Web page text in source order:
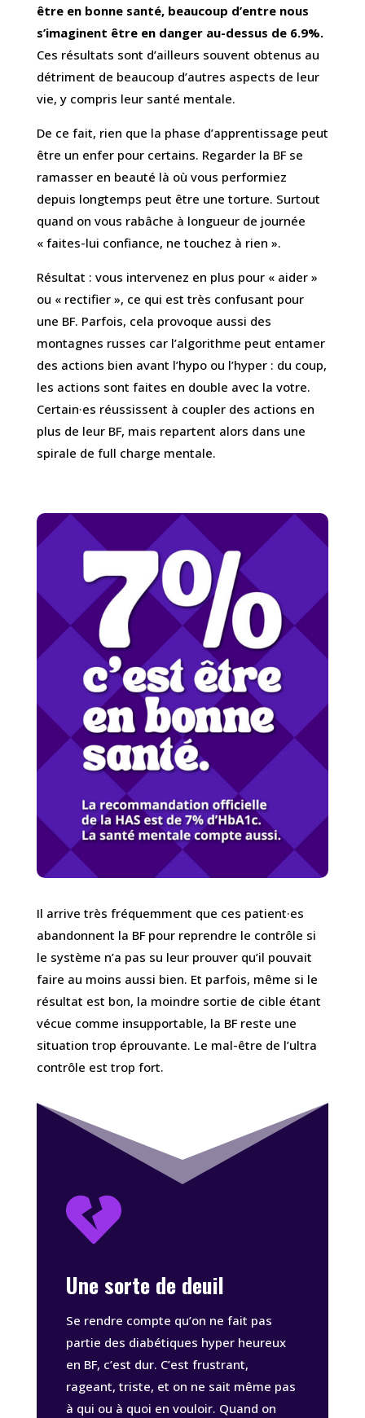
être en bonne santé, beaucoup d’entre nous
s’imaginent être en danger au-dessus de 6.9%.
Ces résultats sont d’ailleurs souvent obtenus au
détriment de beaucoup d’autres aspects de leur
vie, y compris leur santé mentale.
De ce fait, rien que la phase d’apprentissage peut
être un enfer pour certains. Regarder la BF se
ramasser en beauté là où vous performiez
depuis longtemps peut être une torture. Surtout
quand on vous rabâche à longueur de journée
« faites-lui confiance, ne touchez à rien ».
Résultat : vous intervenez en plus pour « aider »
ou « rectifier », ce qui est très confusant pour
une BF. Parfois, cela provoque aussi des
montagnes russes car l’algorithme peut entamer
des actions bien avant l’hypo ou l’hyper : du coup,
les actions sont faites en double avec la votre.
Certain·es réussissent à coupler des actions en
plus de leur BF, mais repartent alors dans une
spirale de full charge mentale.
Il arrive très fréquemment que ces patient·es
abandonnent la BF pour reprendre le contrôle si
le système n’a pas su leur prouver qu’il pouvait
faire au moins aussi bien. Et parfois, même si le
résultat est bon, la moindre sortie de cible étant
vécue comme insupportable, la BF reste une
situation trop éprouvante. Le mal-être de l’ultra
contrôle est trop fort.

Une sorte de deuil
Se rendre compte qu’on ne fait pas
partie des diabétiques hyper heureux
en BF, c’est dur. C’est frustrant,
rageant, triste, et on ne sait même pas
à qui ou à quoi en vouloir. Quand on